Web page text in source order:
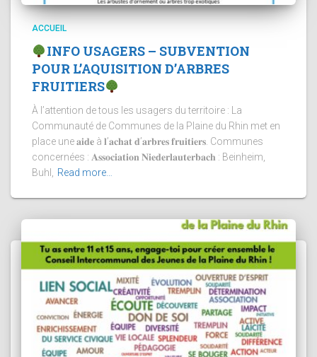
ACCUEIL
INFO USAGERS – SUBVENTION
POUR L’AQUISITION D’ARBRES
FRUITIERS
À l’attention de tous les usagers du territoire : La
Communauté de Communes de la Plaine du Rhin met en
place une 𝐚𝐢𝐝𝐞 à 𝐥’𝐚𝐜𝐡𝐚𝐭 𝐝’𝐚𝐫𝐛𝐫𝐞𝐬 𝐟𝐫𝐮𝐢𝐭𝐢𝐞𝐫𝐬. Communes
concernées : 𝐀𝐬𝐬𝐨𝐜𝐢𝐚𝐭𝐢𝐨𝐧 𝐍𝐢𝐞𝐝𝐞𝐫𝐥𝐚𝐮𝐭𝐞𝐫𝐛𝐚𝐜𝐡 : Beinheim,
Buhl, Read more…